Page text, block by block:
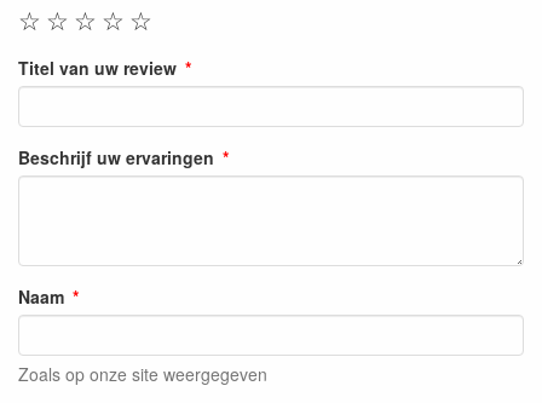
☆
☆
☆
☆
☆
Titel van uw review
Beschrijf uw ervaringen
Naam
Zoals op onze site weergegeven